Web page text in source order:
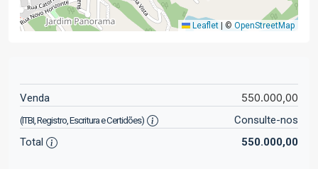
Leaflet © OpenStreetMap
Venda 550.000,00
(ITBI, Registro, Escritura e Certidões)
Consulte-nos
Total
550.000,00